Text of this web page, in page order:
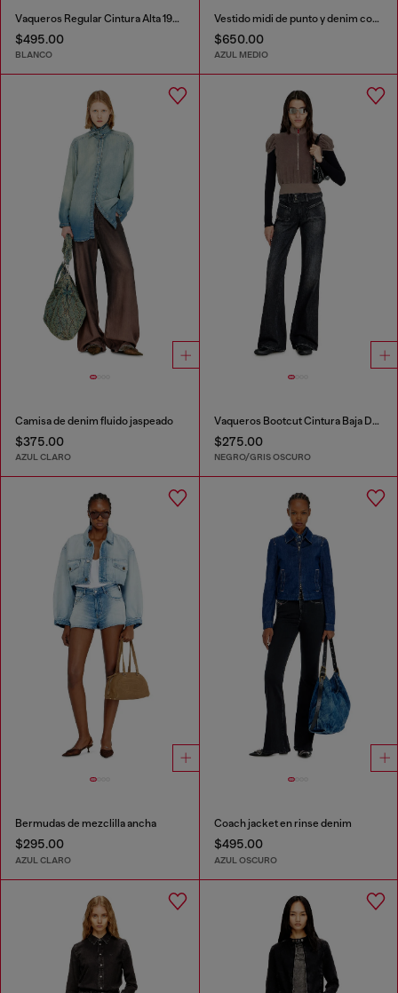
Vaqueros Regular Cintura Alta 1971 D-Sent
$495.00
BLANCO
Vestido midi de punto y denim con cintura baja
$650.00
AZUL MEDIO
Camisa de denim fluido jaspeado
$375.00
AZUL CLARO
Vaqueros Bootcut Cintura Baja D-Hush
$275.00
NEGRO/GRIS OSCURO
Bermudas de mezclilla ancha
$295.00
AZUL CLARO
Coach jacket en rinse denim
$495.00
AZUL OSCURO